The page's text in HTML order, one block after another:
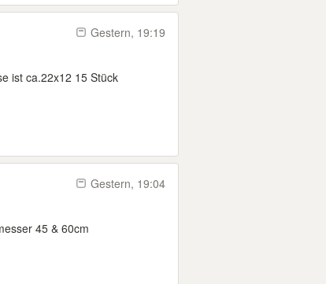
Gestern, 19:19
ist ca.22x12 15 Stück
Gestern, 19:04
45 & 60cm